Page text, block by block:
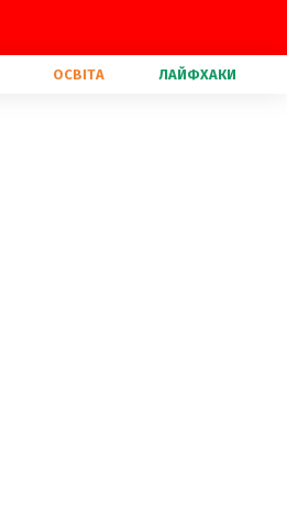
ОСВІТА ЛАЙФХАКИ